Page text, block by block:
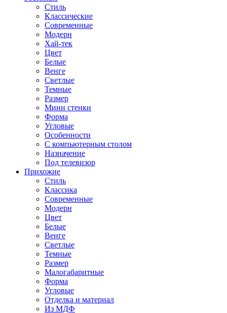
Стиль
Классические
Современные
Модерн
Хай-тек
Цвет
Белые
Венге
Светлые
Темные
Размер
Мини стенки
Форма
Угловые
Особенности
С компьютерным столом
Назначение
Под телевизор
Прихожие
Стиль
Классика
Современные
Модерн
Цвет
Белые
Венге
Светлые
Темные
Размер
Малогабаритные
Форма
Угловые
Отделка и материал
Из МДФ